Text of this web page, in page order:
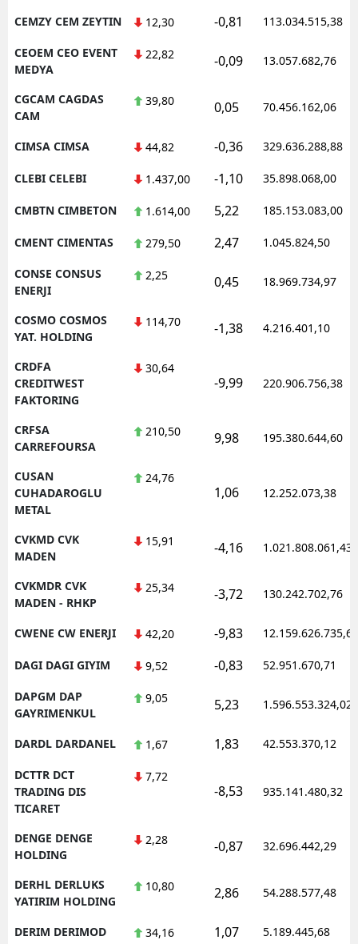
CEMZY CEM ZEYTIN 12,30 -0,81 113.034.515,38
CEOEM CEO EVENT
MEDYA
22,82 -0,09 13.057.682,76
CGCAM CAGDAS
CAM
39,80 0,05 70.456.162,06
CIMSA CIMSA 44,82 -0,36 329.636.288,88
CLEBI CELEBI 1.437,00 -1,10 35.898.068,00
CMBTN CIMBETON 1.614,00 5,22 185.153.083,00
CMENT CIMENTAS 279,50 2,47 1.045.824,50
CONSE CONSUS
ENERJI
2,25 0,45 18.969.734,97
COSMO COSMOS
YAT. HOLDING
114,70 -1,38 4.216.401,10
CRDFA
CREDITWEST
FAKTORING
30,64
-9,99 220.906.756,38
CRFSA
CARREFOURSA
210,50 9,98 195.380.644,60
CUSAN
CUHADAROGLU
METAL
24,76
1,06 12.252.073,38
CVKMD CVK
MADEN
15,91 -4,16 1.021.808.061,43
CVKMDR CVK
MADEN - RHKP
25,34 -3,72 130.242.702,76
CWENE CW ENERJI 42,20 -9,83 12.159.626.735,62
DAGI DAGI GIYIM 9,52 -0,83 52.951.670,71
DAPGM DAP
GAYRIMENKUL
9,05 5,23 1.596.553.324,02
DARDL DARDANEL 1,67 1,83 42.553.370,12
DCTTR DCT
TRADING DIS
TICARET
7,72
-8,53 935.141.480,32
DENGE DENGE
HOLDING
2,28 -0,87 32.696.442,29
DERHL DERLUKS
YATIRIM HOLDING
10,80 2,86 54.288.577,48
DERIM DERIMOD 34,16 1,07 5.189.445,68